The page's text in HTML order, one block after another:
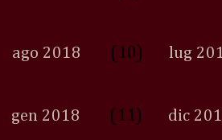
ago 2018 (10) lug
gen 2018 (11) dic